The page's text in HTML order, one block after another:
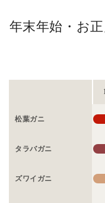
年末年始・お
松葉ガニ
タラバガニ
ズワイガニ